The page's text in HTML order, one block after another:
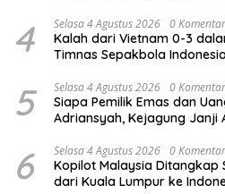
4 Selasa 4 Agustus 2026 0 Komentar
Kalah dari Vietnam 0-3
Timnas Sepakbola
5 Selasa 4 Agustus 2026 0 Komentar
Siapa Pemilik Emas dan
Adriansyah, Kejagung Janji
6 Selasa 4 Agustus 2026 0 Komentar
Kopilot Malaysia Ditangkap
dari Kuala Lumpur ke